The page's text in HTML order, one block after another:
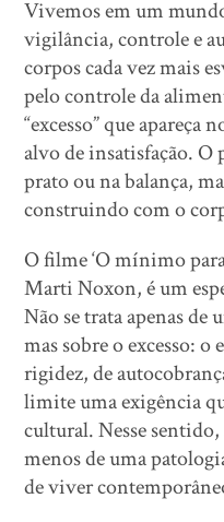
Vivemos em um
vigilância, controle e
corpos cada vez mais
pelo controle da
“excesso” que
alvo de insatisfação. O
prato ou na balança,
construindo com o
O filme ‘O mínimo
Marti Noxon, é um
Não se trata apenas de
mas sobre o excesso: o
rigidez, de
limite uma exigência
cultural. Nesse
menos de uma
de viver